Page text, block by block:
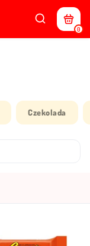
0
Czekolada